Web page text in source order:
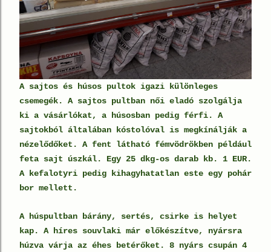
A sajtos és húsos pultok igazi különleges
csemegék. A sajtos pultban női eladó szolgálja
ki a vásárlókat, a húsosban pedig férfi. A
sajtokból általában kóstolóval is megkínálják a
nézelődőket. A fent látható fémvödrökben például
feta sajt úszkál. Egy 25 dkg-os darab kb. 1 EUR.
A kefalotyri pedig kihagyhatatlan este egy pohár
bor mellett.
A húspultban bárány, sertés, csirke is helyet
kap. A híres souvlaki már előkészítve, nyársra
húzva várja az éhes betérőket. 8 nyárs csupán 4